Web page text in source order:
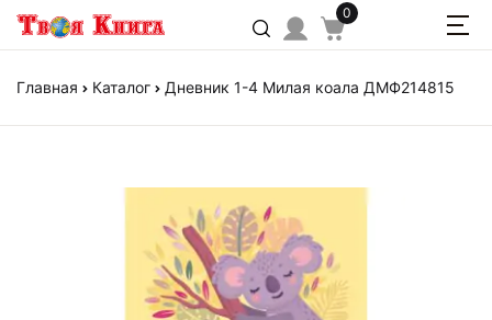
0
Главная Каталог Дневник 1-4 Милая коала ДМФ214815